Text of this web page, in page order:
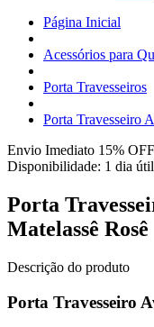
Página Inicial
Acessórios para
Porta Travesseiros
Porta Travesseiro
Envio Imediato 15% OFF
Disponibilidade: 1 dia útil
Porta
Matelassê Rosê
Descrição do produto
Porta Travesseiro